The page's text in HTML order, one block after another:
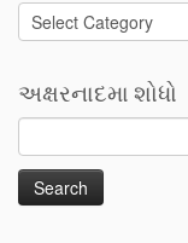
Categories
અક્ષરનાદમા શોધો